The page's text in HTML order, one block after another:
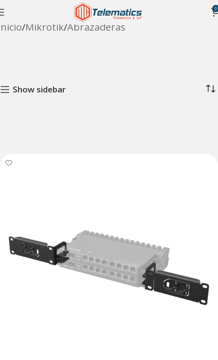
0
Mikrotik Abrazaderas
Show sidebar